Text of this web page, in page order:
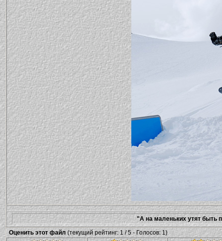
"А на маленьких утят быть
Оценить этот файл (текущий рейтинг: 1 / 5 - Голосов: 1)